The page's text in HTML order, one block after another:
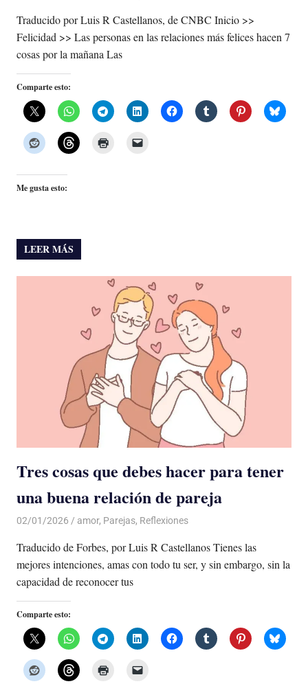
Traducido por Luis R Castellanos, de CNBC Inicio >>
Felicidad >> Las personas en las relaciones más felices hacen 7
cosas por la mañana Las
Comparte esto:
Me gusta esto:
LEER MÁS
Tres cosas que debes hacer para tener
una buena relación de pareja
02/01/2026 De todo un Poco
amor, Parejas, Reflexiones
Traducido de Forbes, por Luis R Castellanos Tienes las
mejores intenciones, amas con todo tu ser, y sin embargo, sin la
capacidad de reconocer tus
Comparte esto: